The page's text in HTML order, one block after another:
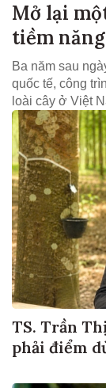
Mở lại
tiềm
Ba năm sau
quốc tế, công
loài cây ở Việt
TS. Trần
phải điểm